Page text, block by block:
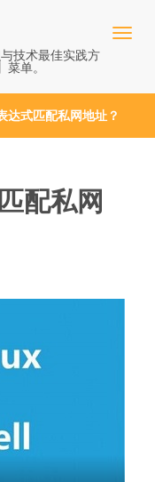
技术最佳实践方
单。
达式匹配私网地址？
配私网